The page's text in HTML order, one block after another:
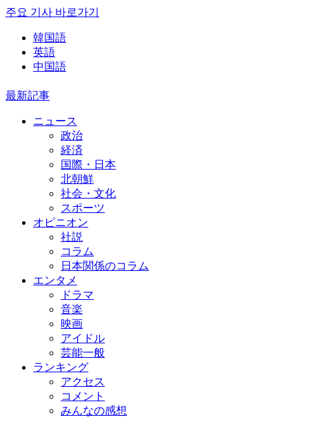
주요 기사 바로가기
韓国語
英語
中国語
最新記事
ニュース
政治
経済
国際・日本
北朝鮮
社会・文化
スポーツ
オピニオン
社説
コラム
日本関係のコラム
エンタメ
ドラマ
音楽
映画
アイドル
芸能一般
ランキング
アクセス
コメント
みんなの感想